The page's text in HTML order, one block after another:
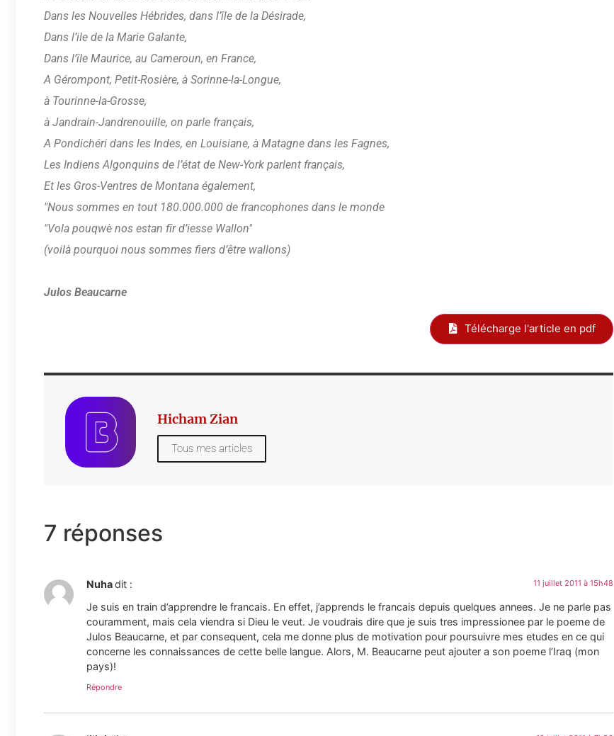
Dans les Nouvelles Hébrides, dans l’île de la Désirade,
Dans l’ile de la Marie Galante,
Dans l’île Maurice, au Cameroun, en France,
A Gérompont, Petit-Rosière, à Sorinne-la-Longue,
à Tourinne-la-Grosse,
à Jandrain-Jandrenouille, on parle français,
A Pondichéri dans les Indes, en Louisiane, à Matagne dans les Fagnes,
Les Indiens Algonquins de l’état de New-York parlent français,
Et les Gros-Ventres de Montana également,
"Nous sommes en tout 180.000.000 de francophones dans le monde
"Vola pouqwè nos estan fîr d’iesse Wallon"
(voilà pourquoi nous sommes fiers d’être wallons)
Julos Beaucarne
Télécharge l'article en pdf
Hicham Zian
Tous mes articles
7 réponses
Nuhadit : 11 juillet 2011 à 15h48
Je suis en train d’apprendre le francais. En effet, j’apprends le francais depuis quelques annees. Je ne parle pas
couramment, mais cela viendra si Dieu le veut. Je voudrais dire que je suis tres impressionee par le poeme de
Julos Beaucarne, et par consequent, cela me donne plus de motivation pour poursuivre mes etudes en ce qui
concerne les connaissances de cette belle langue. Alors, M. Beaucarne peut ajouter a son poeme l’Iraq (mon
pays)!
Répondre